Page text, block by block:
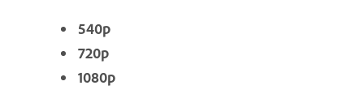
540p
720p
1080p